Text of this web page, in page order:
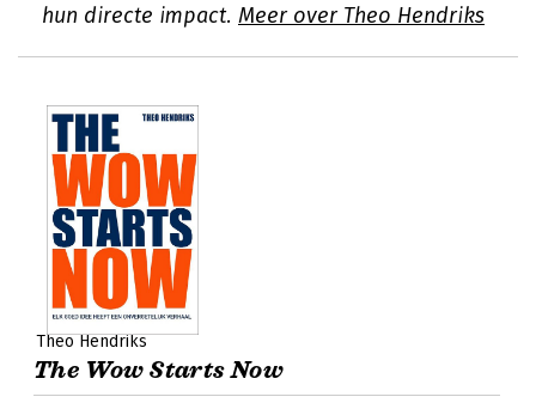
hun directe impact. Meer over Theo Hendriks
Theo Hendriks
The Wow Starts Now